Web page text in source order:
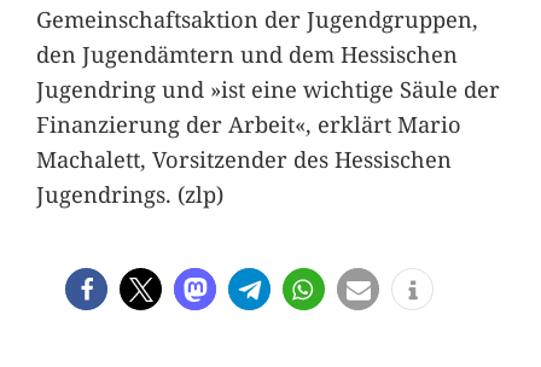
Gemeinschaftsaktion der Jugendgruppen,
den Jugendämtern und dem Hessischen
Jugendring und »ist eine wichtige Säule der
Finanzierung der Arbeit«, erklärt Mario
Machalett, Vorsitzender des Hessischen
Jugendrings. (zlp)